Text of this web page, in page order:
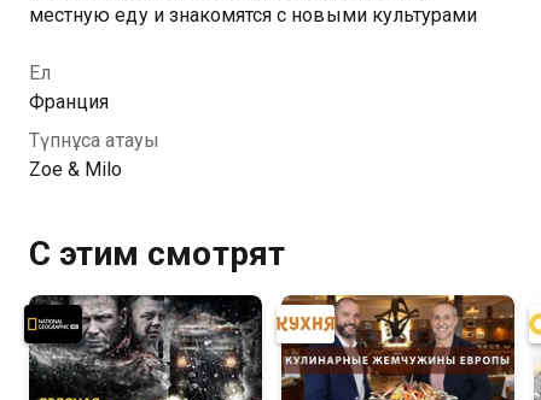
местную еду и знакомятся с новыми культурами
Ел
Франция
Түпнұсқа атауы
Zoe & Milo
С этим смотрят